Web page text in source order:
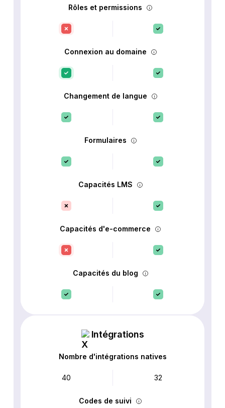
Rôles et permissions
Connexion au domaine
Changement de langue
Formulaires
Capacités LMS
Capacités d'e-commerce
Capacités du blog
Intégrations
Nombre d'intégrations natives
40 32
Codes de suivi